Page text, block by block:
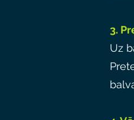
3.
Uz